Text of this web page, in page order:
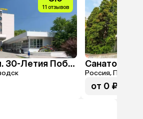
11 отзывов
Санаторий Им. 30-Летия Победы Санаторий
Россия,
от 0 ₽